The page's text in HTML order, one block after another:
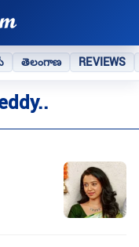
తెలంగాణ REVIEWS